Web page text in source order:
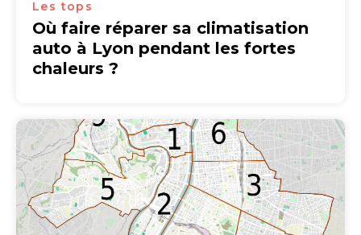
Les tops
Où faire réparer sa climatisation
auto à Lyon pendant les fortes
chaleurs ?